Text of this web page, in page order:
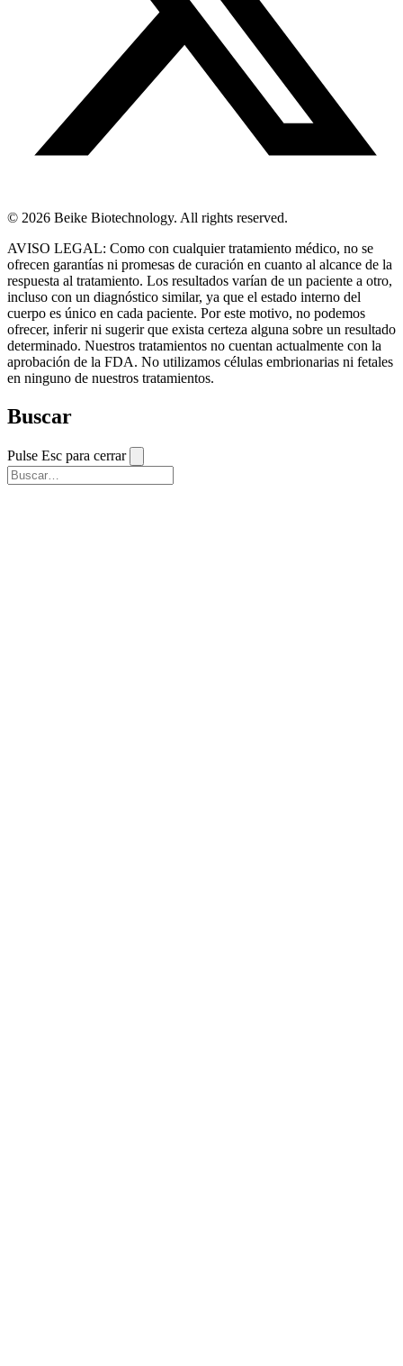
© 2026 Beike Biotechnology. All rights reserved.
AVISO LEGAL: Como con cualquier tratamiento médico, no se
ofrecen garantías ni promesas de curación en cuanto al alcance de la
respuesta al tratamiento. Los resultados varían de un paciente a otro,
incluso con un diagnóstico similar, ya que el estado interno del
cuerpo es único en cada paciente. Por este motivo, no podemos
ofrecer, inferir ni sugerir que exista certeza alguna sobre un resultado
determinado. Nuestros tratamientos no cuentan actualmente con la
aprobación de la FDA. No utilizamos células embrionarias ni fetales
en ninguno de nuestros tratamientos.
Buscar
Pulse Esc para cerrar